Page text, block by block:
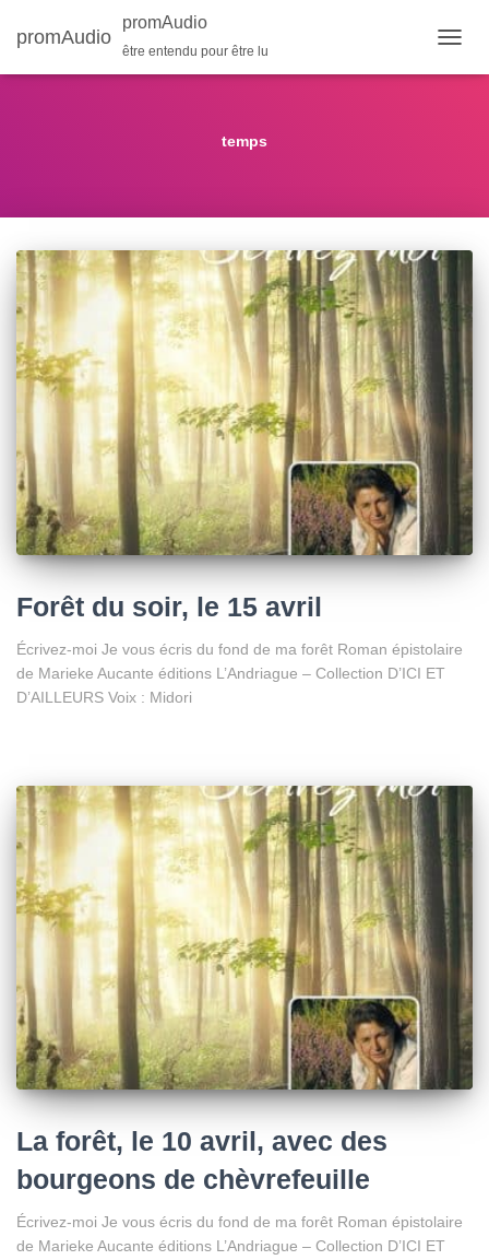
promAudio
promAudio
être entendu pour être lu
LA
temps
Forêt du soir, le 15 avril
Écrivez-moi Je vous écris du fond de ma forêt Roman épistolaire
de Marieke Aucante éditions L’Andriague – Collection D’ICI ET
D’AILLEURS Voix : Midori
La forêt, le 10 avril, avec des
bourgeons de chèvrefeuille
Écrivez-moi Je vous écris du fond de ma forêt Roman épistolaire
de Marieke Aucante éditions L’Andriague – Collection D’ICI ET